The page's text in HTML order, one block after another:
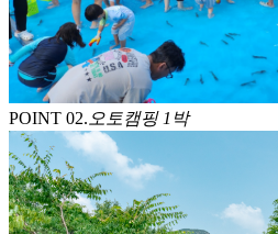
POINT 02. 오토캠핑 1박